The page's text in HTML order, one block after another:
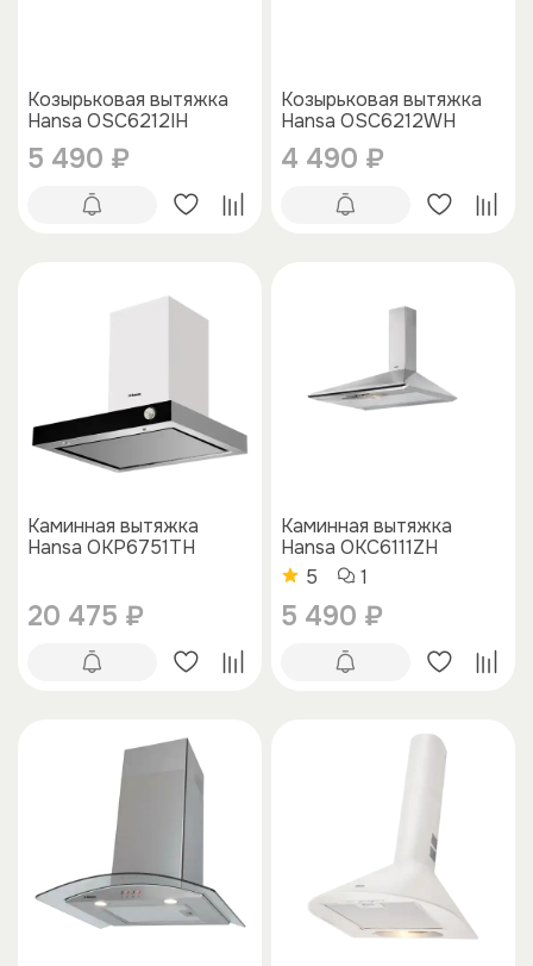
Козырьковая вытяжка
Hansa OSC6212IH
5 490 ₽
Козырьковая вытяжка
Hansa OSC6212WH
4 490 ₽
Каминная вытяжка
Hansa OKP6751TH
20 475 ₽
Каминная вытяжка
Hansa OKC6111ZH
5
1
5 490 ₽